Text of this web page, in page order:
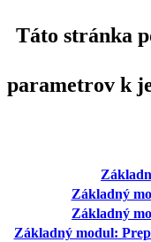
Táto stránka
parametrov k
Základný
Základný
Základný modul: